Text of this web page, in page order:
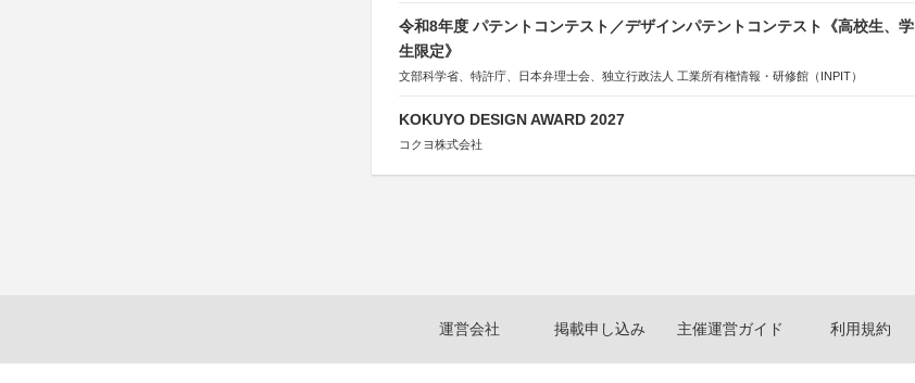
令和8年度 パテントコンテスト／デザインパテントコンテスト《高校生、学
生限定》
文部科学省、特許庁、日本弁理士会、独立行政法人 工業所有権情報・研修館（INPIT）
KOKUYO DESIGN AWARD 2027
コクヨ株式会社
運営会社 掲載申し込み 主催運営ガイド 利用規約